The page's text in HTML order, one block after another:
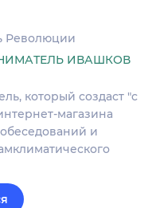
Революции
ИВАШКОВ
который создаст "с
магазина
и